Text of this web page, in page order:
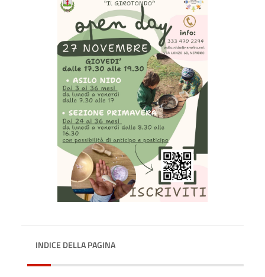
INDICE DELLA PAGINA